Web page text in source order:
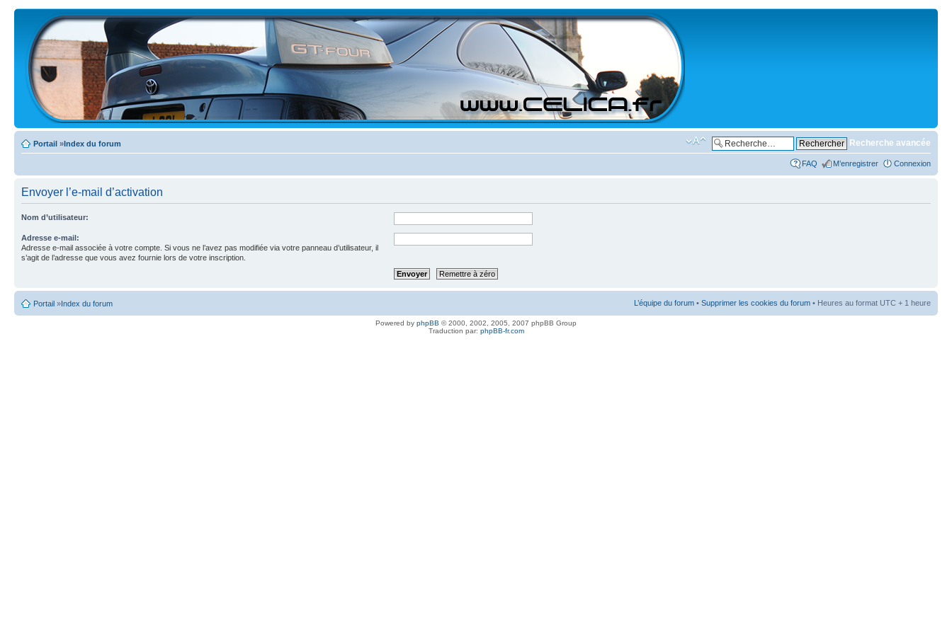
Portail »Index du forum Recherche avancée
FAQ M’enregistrer Connexion
Envoyer l’e-mail d’activation
Nom d’utilisateur:
Adresse e-mail:
Adresse e-mail associée à votre compte. Si vous ne l’avez pas modifiée via votre panneau d’utilisateur, il
s’agit de l’adresse que vous avez fournie lors de votre inscription.
Portail »Index du forum L’équipe du forum • Supprimer les cookies du forum • Heures au format UTC + 1 heure
Powered by phpBB © 2000, 2002, 2005, 2007 phpBB Group
Traduction par: phpBB-fr.com